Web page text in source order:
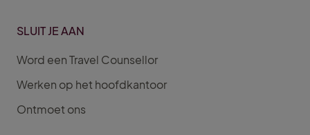
SLUIT JE AAN
Word een Travel Counsellor
Werken op het hoofdkantoor
Ontmoet ons